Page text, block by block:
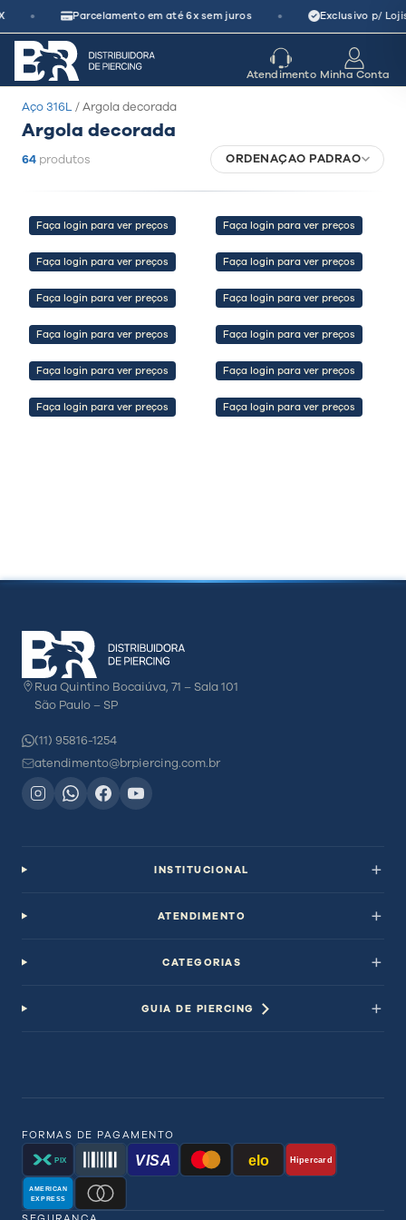
Pular
para
conteúdo
• Parcelamento em até 6x sem juros • Exclusivo p/
de crescimento
Atendimento Minha Conta
Aço 316L/ Argola decorada
Argola decorada
64 produtos ORDENAÇÃO PADRÃO
Faça login para ver preços Faça login para ver preços
Faça login para ver preços Faça login para ver preços
Faça login para ver preços Faça login para ver preços
Faça login para ver preços Faça login para ver preços
Faça login para ver preços Faça login para ver preços
Faça login para ver preços Faça login para ver preços
Rua Quintino Bocaiúva, 71 – Sala 101
São Paulo – SP
(11) 95816-1254
atendimento@brpiercing.com.br
INSTITUCIONAL
ATENDIMENTO
CATEGORIAS
GUIA DE PIERCING
FORMAS DE PAGAMENTO
PIX VISA elo Hipercard
AMERICAN
EXPRESS